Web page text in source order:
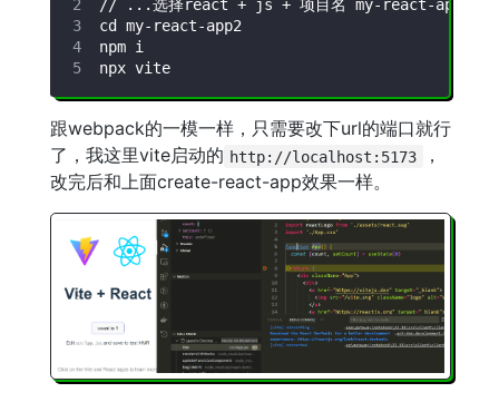
cd my-react-app2
npm i
npx vite
跟webpack的一模一样，只需要改下url的端口就行
了，我这里vite启动的 http://localhost:5173
，
改完后和上面create-react-app效果一样。